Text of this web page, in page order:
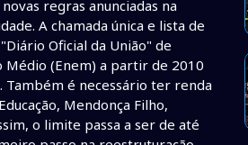
regras anunciadas na
A chamada única e lista de
Oficial da União" de
Médio (Enem) a partir de 2010
é necessário ter renda
Mendonça Filho,
o limite passa a ser de até